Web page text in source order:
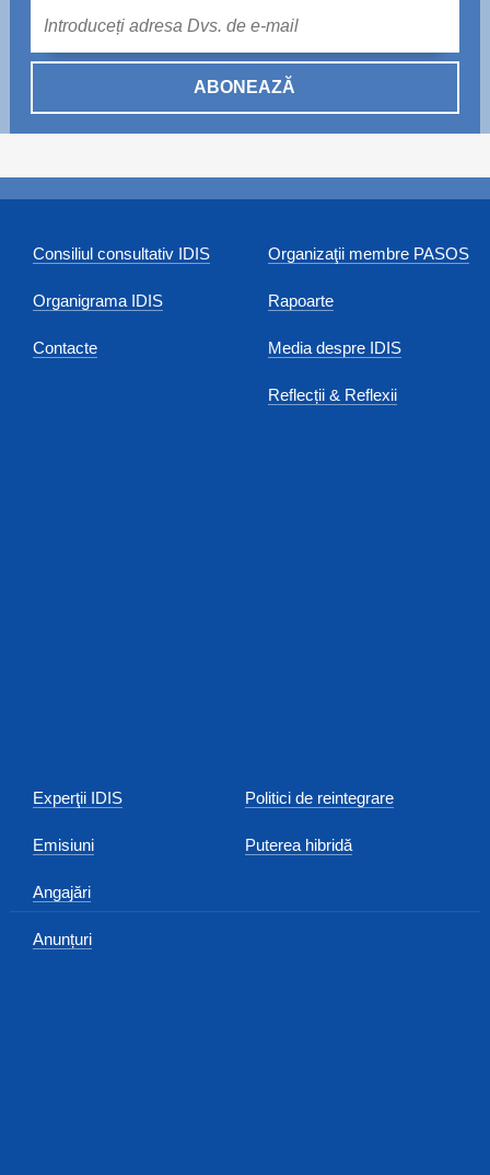
ABONEAZĂ
Consiliul consultativ IDIS
Organigrama IDIS
Contacte
Organizaţii membre PASOS
Rapoarte
Media despre IDIS
Reflecții & Reflexii
Experţii IDIS
Emisiuni
Angajări
Anunțuri
Politici de reintegrare
Puterea hibridă